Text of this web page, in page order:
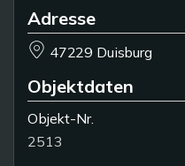
Adresse
47229 Duisburg
Objektdaten
Objekt-Nr.
2513